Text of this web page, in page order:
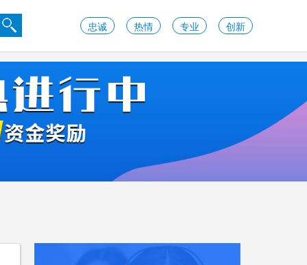
忠诚 热情 专业 创新